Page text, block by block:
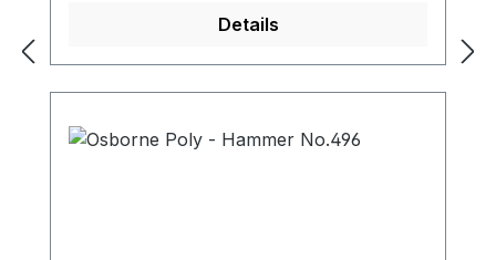
Kopf - Ø : 42 mm / Gesamtlänge : 290 mm
- Bei einer Bestellung 1 Stück erhalten Sie
1 Rohhauthammer der gewählten Größe.
Details